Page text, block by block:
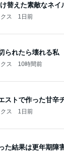
替えた素敵なネイ
ス 1日前
られたら壊れる私
ス 10時間前
ストで作った甘辛
ス 1日前
た結果は更年期障